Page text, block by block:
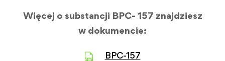
Więcej o substancji BPC- 157 znajdziesz
w dokumencie:
BPC-157